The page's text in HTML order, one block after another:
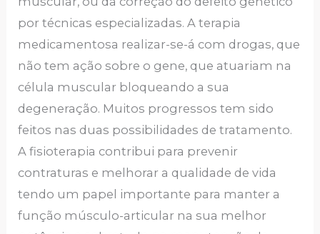
por técnicas especializadas. A terapia
medicamentosa realizar-se-á com drogas, que
não tem ação sobre o gene, que atuariam na
célula muscular bloqueando a sua
degeneração. Muitos progressos tem sido
feitos nas duas possibilidades de tratamento.
A fisioterapia contribui para prevenir
contraturas e melhorar a qualidade de vida
tendo um papel importante para manter a
função músculo-articular na sua melhor